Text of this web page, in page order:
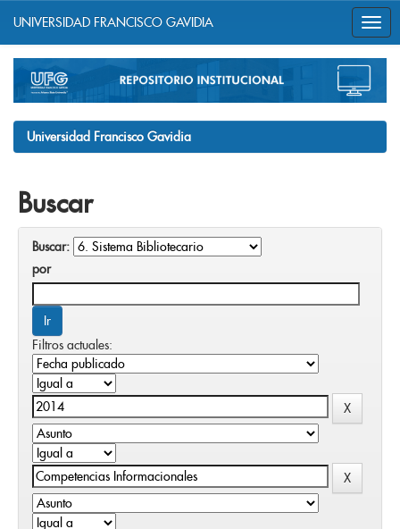
navigation
UNIVERSIDAD FRANCISCO GAVIDIA
Universidad Francisco Gavidia
Buscar
Buscar:
por
Filtros actuales: